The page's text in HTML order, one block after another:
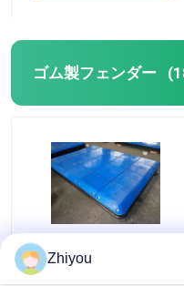
ゴム製フェンダー
パーソナライズされた
UHMW - PE 顔パッド
Zhiyou